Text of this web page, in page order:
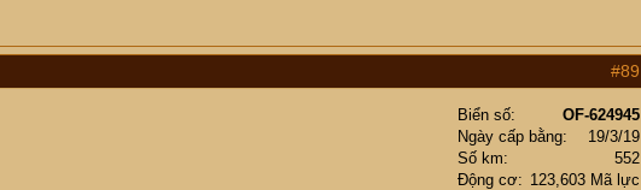
#89
Biển số
OF-624945
Ngày cấp bằng
19/3/19
Số km
552
Động cơ
123,603 Mã lực